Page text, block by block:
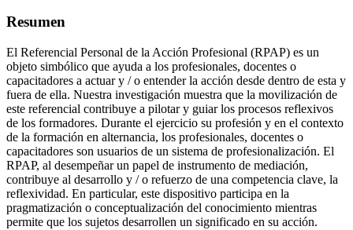
Resumen
El Referencial Personal de la Acción Profesional (RPAP) es un
objeto simbólico que ayuda a los profesionales, docentes o
capacitadores a actuar y / o entender la acción desde dentro de esta y
fuera de ella. Nuestra investigación muestra que la movilización de
este referencial contribuye a pilotar y guiar los procesos reflexivos
de los formadores. Durante el ejercicio su profesión y en el contexto
de la formación en alternancia, los profesionales, docentes o
capacitadores son usuarios de un sistema de profesionalización. El
RPAP, al desempeñar un papel de instrumento de mediación,
contribuye al desarrollo y / o refuerzo de una competencia clave, la
reflexividad. En particular, este dispositivo participa en la
pragmatización o conceptualización del conocimiento mientras
permite que los sujetos desarrollen un significado en su acción.